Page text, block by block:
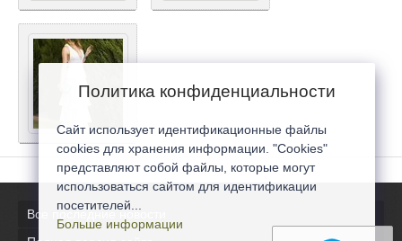
Все последние новости
Политика конфиденциальности
Сайт использует идентификационные файлы
cookies для хранения информации. "Cookies"
представляют собой файлы, которые могут
использоваться сайтом для идентификации
посетителей...
Больше информации